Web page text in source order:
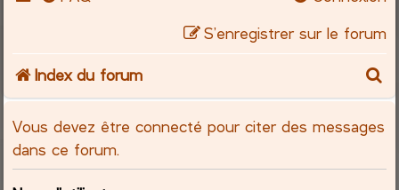
S’enregistrer sur le forum
Index du forum
Vous devez être connecté pour citer des messages
dans ce forum.